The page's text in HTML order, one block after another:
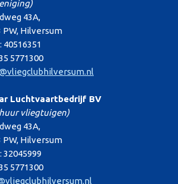
43A,
PW, Hilversum
40516351
5771300
Luchtvaartbedrijf BV
vliegtuigen)
43A,
PW, Hilversum
32045999
5771300